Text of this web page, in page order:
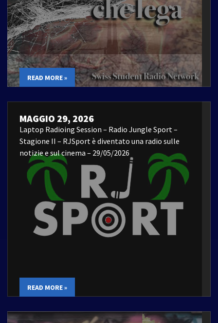
READ MORE »
MAGGIO 29, 2026
Laptop Radioing Session – Radio Jungle Sport –
Stagione II – RJSport è diventato una radio sulle
notizie e sul cinema – 29/05/2026
READ MORE »